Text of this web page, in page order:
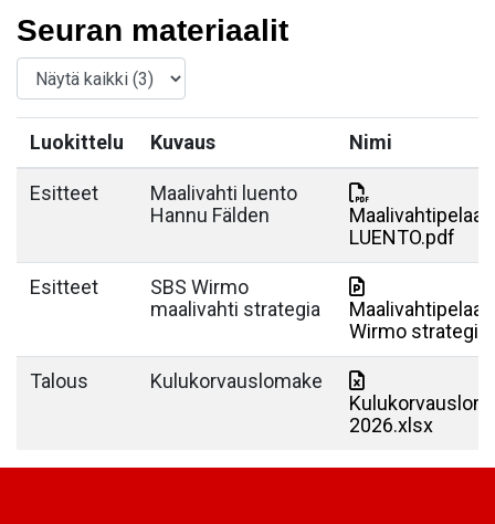
Seuran materiaalit
Luokittelu Kuvaus Nimi
Esitteet
Maalivahti luento
Hannu Fälden
LUENTO.pdf
Esitteet
SBS Wirmo
maalivahti strategia
Wirmo
Talous
Kulukorvauslomake
2026.xlsx